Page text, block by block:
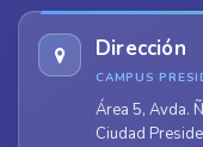
Dirección
CAMPUS
Área 5, Avda.
Ciudad